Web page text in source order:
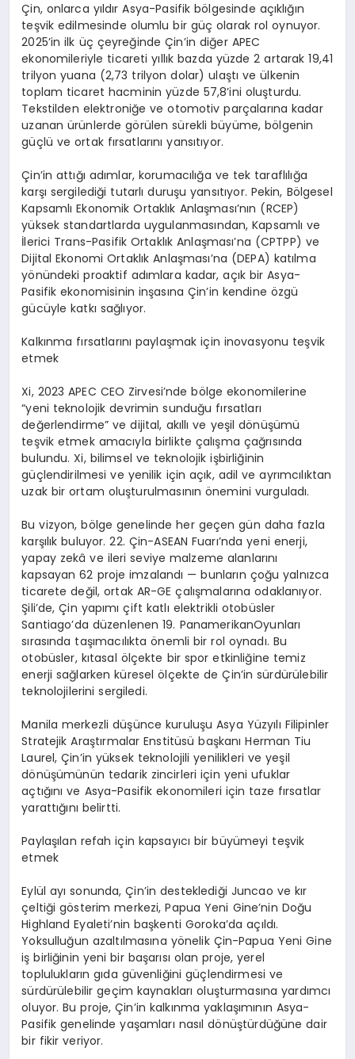
Çin, onlarca yıldır Asya-Pasifik bölgesinde açıklığın
teşvik edilmesinde olumlu bir güç olarak rol oynuyor.
2025’in ilk üç çeyreğinde Çin’in diğer APEC
ekonomileriyle ticareti yıllık bazda yüzde 2 artarak 19,41
trilyon yuana (2,73 trilyon dolar) ulaştı ve ülkenin
toplam ticaret hacminin yüzde 57,8’ini oluşturdu.
Tekstilden elektroniğe ve otomotiv parçalarına kadar
uzanan ürünlerde görülen sürekli büyüme, bölgenin
güçlü ve ortak fırsatlarını yansıtıyor.
Çin’in attığı adımlar, korumacılığa ve tek taraflılığa
karşı sergilediği tutarlı duruşu yansıtıyor. Pekin, Bölgesel
Kapsamlı Ekonomik Ortaklık Anlaşması’nın (RCEP)
yüksek standartlarda uygulanmasından, Kapsamlı ve
İlerici Trans-Pasifik Ortaklık Anlaşması’na (CPTPP) ve
Dijital Ekonomi Ortaklık Anlaşması’na (DEPA) katılma
yönündeki proaktif adımlara kadar, açık bir Asya-
Pasifik ekonomisinin inşasına Çin’in kendine özgü
gücüyle katkı sağlıyor.
Kalkınma fırsatlarını paylaşmak için inovasyonu teşvik
etmek
Xi, 2023 APEC CEO Zirvesi’nde bölge ekonomilerine
“yeni teknolojik devrimin sunduğu fırsatları
değerlendirme” ve dijital, akıllı ve yeşil dönüşümü
teşvik etmek amacıyla birlikte çalışma çağrısında
bulundu. Xi, bilimsel ve teknolojik işbirliğinin
güçlendirilmesi ve yenilik için açık, adil ve ayrımcılıktan
uzak bir ortam oluşturulmasının önemini vurguladı.
Bu vizyon, bölge genelinde her geçen gün daha fazla
karşılık buluyor. 22. Çin-ASEAN Fuarı’nda yeni enerji,
yapay zekâ ve ileri seviye malzeme alanlarını
kapsayan 62 proje imzalandı — bunların çoğu yalnızca
ticarete değil, ortak AR-GE çalışmalarına odaklanıyor.
Şili’de, Çin yapımı çift katlı elektrikli otobüsler
Santiago’da düzenlenen 19. PanamerikanOyunları
sırasında taşımacılıkta önemli bir rol oynadı. Bu
otobüsler, kıtasal ölçekte bir spor etkinliğine temiz
enerji sağlarken küresel ölçekte de Çin’in sürdürülebilir
teknolojilerini sergiledi.
Manila merkezli düşünce kuruluşu Asya Yüzyılı Filipinler
Stratejik Araştırmalar Enstitüsü başkanı Herman Tiu
Laurel, Çin’in yüksek teknolojili yenilikleri ve yeşil
dönüşümünün tedarik zincirleri için yeni ufuklar
açtığını ve Asya-Pasifik ekonomileri için taze fırsatlar
yarattığını belirtti.
Paylaşılan refah için kapsayıcı bir büyümeyi teşvik
etmek
Eylül ayı sonunda, Çin’in desteklediği Juncao ve kır
çeltiği gösterim merkezi, Papua Yeni Gine’nin Doğu
Highland Eyaleti’nin başkenti Goroka’da açıldı.
Yoksulluğun azaltılmasına yönelik Çin-Papua Yeni Gine
iş birliğinin yeni bir başarısı olan proje, yerel
toplulukların gıda güvenliğini güçlendirmesi ve
sürdürülebilir geçim kaynakları oluşturmasına yardımcı
oluyor. Bu proje, Çin’in kalkınma yaklaşımının Asya-
Pasifik genelinde yaşamları nasıl dönüştürdüğüne dair
bir fikir veriyor.